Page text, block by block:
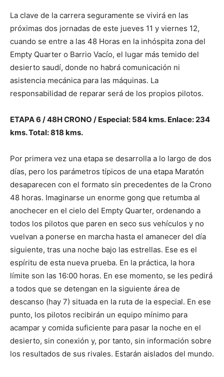
La clave de la carrera seguramente se vivirá en las
próximas dos jornadas de este jueves 11 y viernes 12,
cuando se entre a las 48 Horas en la inhóspita zona del
Empty Quarter o Barrio Vacío, el lugar más temido del
desierto saudí, donde no habrá comunicación ni
asistencia mecánica para las máquinas. La
responsabilidad de reparar será de los propios pilotos.
ETAPA 6 / 48H CRONO / Especial: 584 kms. Enlace: 234
kms. Total: 818 kms.
Por primera vez una etapa se desarrolla a lo largo de dos
días, pero los parámetros típicos de una etapa Maratón
desaparecen con el formato sin precedentes de la Crono
48 horas. Imaginarse un enorme gong que retumba al
anochecer en el cielo del Empty Quarter, ordenando a
todos los pilotos que paren en seco sus vehículos y no
vuelvan a ponerse en marcha hasta el amanecer del día
siguiente, tras una noche bajo las estrellas. Ese es el
espíritu de esta nueva prueba. En la práctica, la hora
límite son las 16:00 horas. En ese momento, se les pedirá
a todos que se detengan en la siguiente área de
descanso (hay 7) situada en la ruta de la especial. En ese
punto, los pilotos recibirán un equipo mínimo para
acampar y comida suficiente para pasar la noche en el
desierto, sin conexión y, por tanto, sin información sobre
los resultados de sus rivales. Estarán aislados del mundo.